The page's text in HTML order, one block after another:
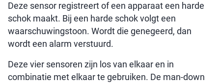
Deze sensor registreert of een apparaat een harde
schok maakt. Bij een harde schok volgt een
waarschuwingstoon. Wordt die genegeerd, dan
wordt een alarm verstuurd.
Deze vier sensoren zijn los van elkaar en in
combinatie met elkaar te gebruiken. De man-down